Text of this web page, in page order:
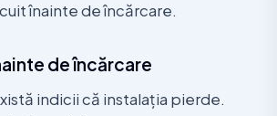
înainte de încărcare.
de încărcare
indicii că instalația pierde.